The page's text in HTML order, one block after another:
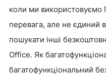
коли ми використовуємо
перевага, але не єдиний
пошукати інші
Office. Як
багатофункціональний